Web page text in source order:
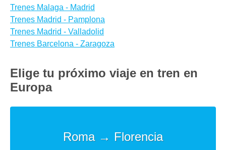
Trenes Malaga - Madrid
Trenes Madrid - Pamplona
Trenes Madrid - Valladolid
Trenes Barcelona - Zaragoza
Elige tu próximo viaje en tren en
Europa
Roma → Florencia